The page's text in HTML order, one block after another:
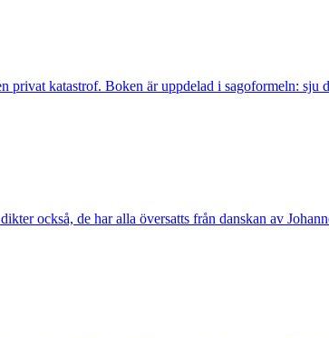
privat katastrof. Boken är uppdelad i sagoformeln:
också, de har alla översatts från danskan av